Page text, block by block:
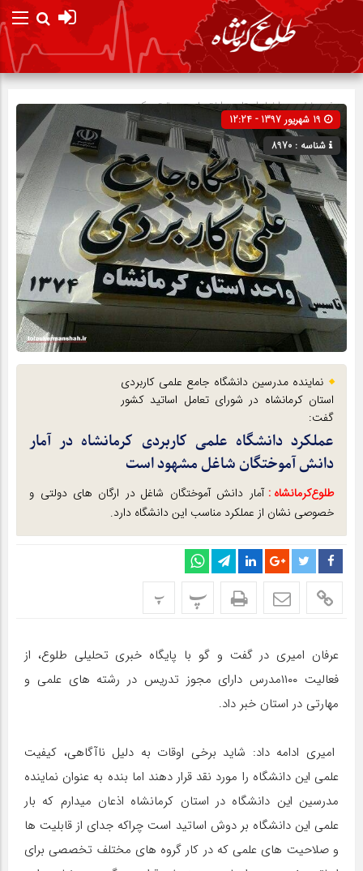
صفحه نخستاخبار استان»اختصاصی»تیتر یک
شناسه : 8970
نماینده مدرسین دانشگاه جامع علمی کاربردی
استان کرمانشاه در شورای تعامل اساتید کشور
گفت:
عملکرد دانشگاه علمی کاربردی کرمانشاه در آمار
دانش آموختگان شاغل مشهود است
طلوع‌‌کرمانشاه : آمار دانش آموختگان شاغل در ارگان های دولتی و
خصوصی نشان از عملکرد مناسب این دانشگاه دارد.
پ پ
عرفان امیری در گفت و گو با پایگاه خبری تحلیلی طلوع، از
فعالیت ۱۱۰۰مدرس دارای مجوز تدریس در رشته های علمی و
مهارتی در استان خبر داد.
امیری ادامه داد: شاید برخی اوقات به دلیل ناآگاهی، کیفیت
علمی این دانشگاه را مورد نقد قرار دهند اما بنده به عنوان نماینده
مدرسین این دانشگاه در استان کرمانشاه اذعان میدارم که بار
علمی این دانشگاه بر دوش اساتید است چراکه جدای از قابلیت ها
و صلاحیت های علمی که در کار گروه های مختلف تخصصی برای